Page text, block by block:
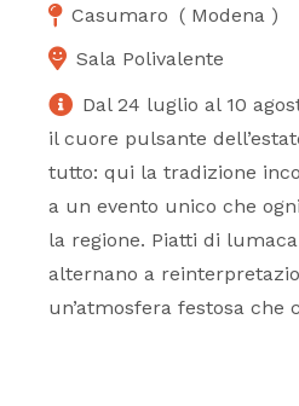
Casumaro ( Modena )
Sala Polivalente
Dal 24 luglio al 10
il cuore pulsante
tutto: qui la tradizione
a un evento unico che
la regione. Piatti di
alternano a
un’atmosfera festosa